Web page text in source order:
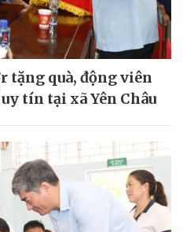
tặng quà, động viên
tín tại xã Yên Châu